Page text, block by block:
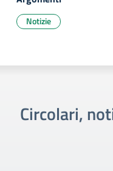
Notizie
Circolari,